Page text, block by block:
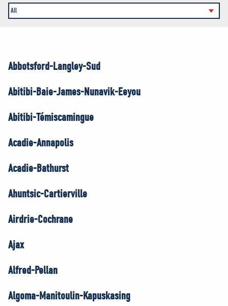
Abbotsford-Langley-Sud
Abitibi-Baie-James-Nunavik-Eeyou
Abitibi-Témiscamingue
Acadie-Annapolis
Acadie-Bathurst
Ahuntsic-Cartierville
Airdrie-Cochrane
Ajax
Alfred-Pellan
Algoma-Manitoulin-Kapuskasing